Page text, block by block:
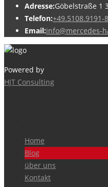
Adresse:Göbelstraße 1
Telefon:+49.5108.9191-
Email:info@mercedes-
Powered by
HJT Consulting
Home
Blog
über uns
Kontakt